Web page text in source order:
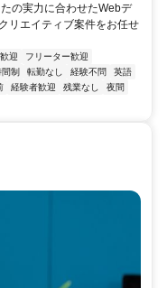
の実力に合わせたWebデ
リエイティブ案件をお任せ
迎
フリーター歓迎
制 転勤なし 経験不問
英語
経験者歓迎 残業なし
夜間